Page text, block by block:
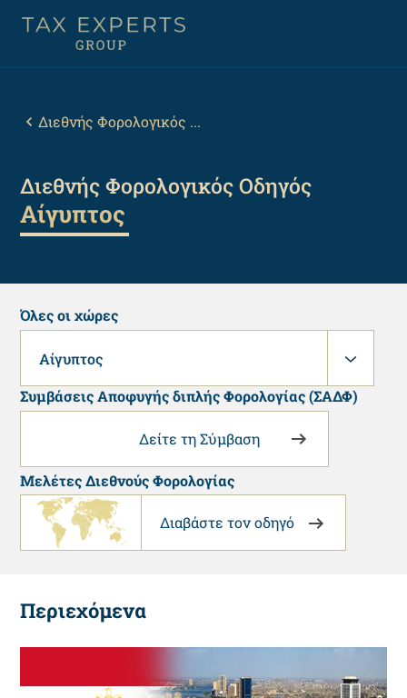
προς
Breadcrumb
Διεθνής Φορολογικός ...
Διεθνής Φορολογικός Οδηγός
Αίγυπτος
Όλες οι χώρες
Αίγυπτος
Συμβάσεις Αποφυγής διπλής Φορολογίας (ΣΑΔΦ)
Δείτε τη Σύμβαση
Μελέτες Διεθνούς Φορολογίας
Διαβάστε τον οδηγό
Περιεχόμενα